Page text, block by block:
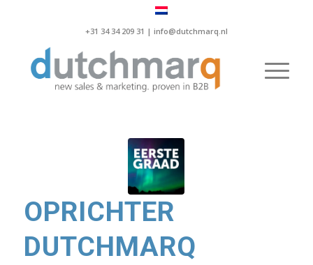
+31 34 34 209 31 | info@dutchmarq.nl
OPRICHTER
DUTCHMARQ